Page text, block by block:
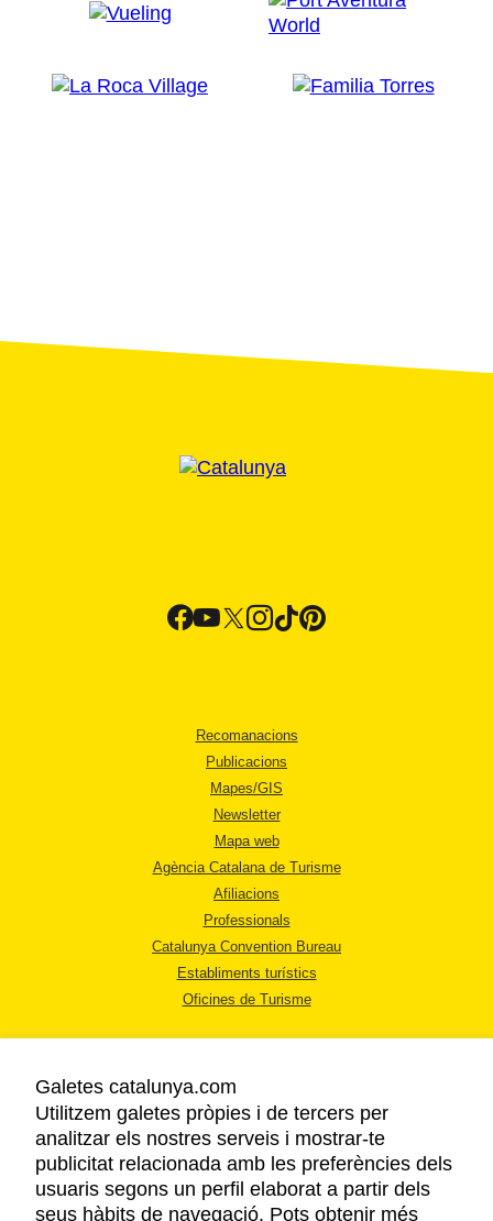
Recomanacions
Publicacions
Mapes/GIS
Newsletter
Mapa web
Agència Catalana de Turisme
Afiliacions
Professionals
Catalunya Convention Bureau
Establiments turístics
Oficines de Turisme
AVÍS LEGAL
POLÍTICA DE PRIVACITAT
COOKIES
Galetes catalunya.com
Utilitzem galetes pròpies i de tercers per
analitzar els nostres serveis i mostrar-te
publicitat relacionada amb les preferències dels
usuaris segons un perfil elaborat a partir dels
seus hàbits de navegació. Pots obtenir més